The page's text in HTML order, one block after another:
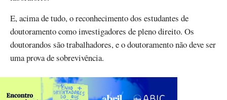
E, acima de tudo, o reconhecimento dos estudantes de
doutoramento como investigadores de pleno direito. Os
doutorandos são trabalhadores, e o doutoramento não deve ser
uma prova de sobrevivência.